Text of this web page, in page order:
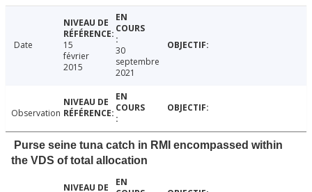
Date
15
février
2015
30
septembre
2021
Observation
Purse seine tuna catch in RMI encompassed within
the VDS of total allocation